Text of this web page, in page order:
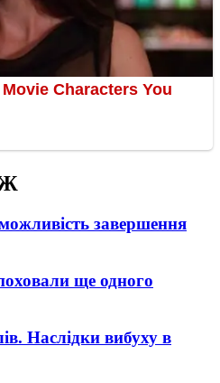
завершення
ще одного
Наслідки вибуху в